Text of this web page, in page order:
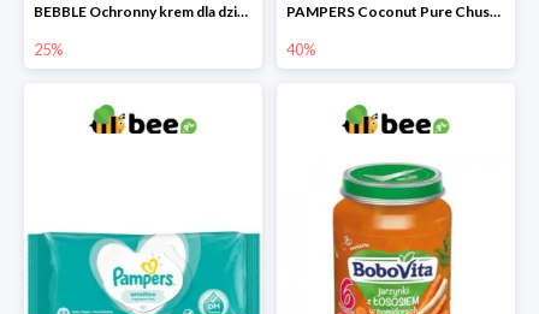
BEBBLE Ochronny krem dla dzieci Wiatr i chłód
25%
PAMPERS Coconut Pure Chusteczki nawilżające
40%